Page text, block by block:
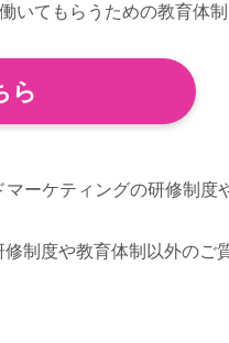
いてもらうための教育体
ら
ーケティングの研修制度
制度や教育体制以外のご